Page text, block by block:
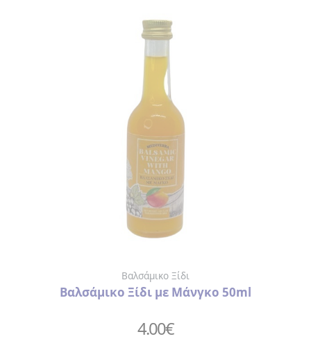
Βαλσάμικο Ξίδι
Βαλσάμικο Ξίδι με Μάνγκο 50ml
4.00€